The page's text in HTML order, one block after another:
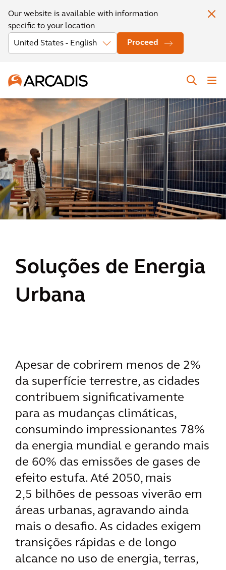
Our website is available with information
specific to your location
Proceed
Soluções de Energia
Urbana
Apesar de cobrirem menos de 2%
da superfície terrestre, as cidades
contribuem significativamente
para as mudanças climáticas,
consumindo impressionantes 78%
da energia mundial e gerando mais
de 60% das emissões de gases de
efeito estufa. Até 2050, mais
2,5 bilhões de pessoas viverão em
áreas urbanas, agravando ainda
mais o desafio. As cidades exigem
transições rápidas e de longo
alcance no uso de energia, terras,